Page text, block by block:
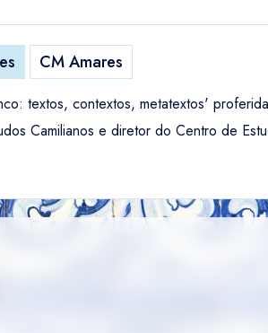
CM Amares
textos, contextos, metatextos'
Camilianos e diretor do Centro de